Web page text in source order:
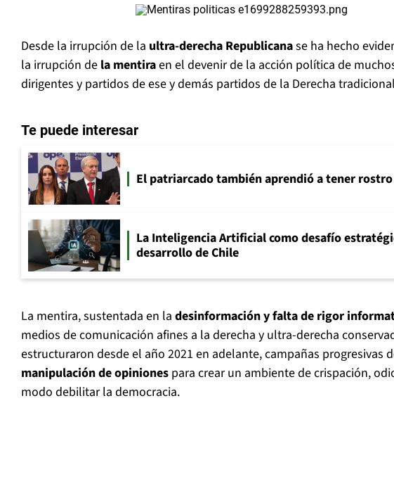
Desde la irrupción de la ultra-derecha Republicanase ha hecho
la irrupción de la mentiraen el devenir de la acción política de
dirigentes y partidos de ese y demás partidos de la Derecha
Te puede interesar
El patriarcado también aprendió a tener
La Inteligencia Artificial como desafío
desarrollo de Chile
La mentira, sustentada en la desinformación y falta de rigor
medios de comunicación afines a la derecha y ultra-derecha
estructuraron desde el año 2021 en adelante, campañas progresivas
manipulación de opiniones para crear un ambiente de crispación,
modo debilitar la democracia.